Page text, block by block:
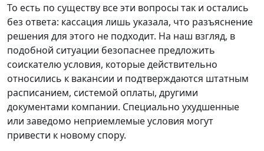
То есть по существу все эти вопросы так и остались
без ответа: кассация лишь указала, что разъяснение
решения для этого не подходит. На наш взгляд, в
подобной ситуации безопаснее предложить
соискателю условия, которые действительно
относились к вакансии и подтверждаются штатным
расписанием, системой оплаты, другими
документами компании. Специально ухудшенные
или заведомо неприемлемые условия могут
привести к новому спору.